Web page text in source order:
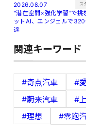
2026.08.07 ス
"潜在空間×強化学習"で挑
ットAI、エンジェルで320
達
関連キーワード
#奇点汽車 #
#蔚来汽車
#
#理想
#零跑